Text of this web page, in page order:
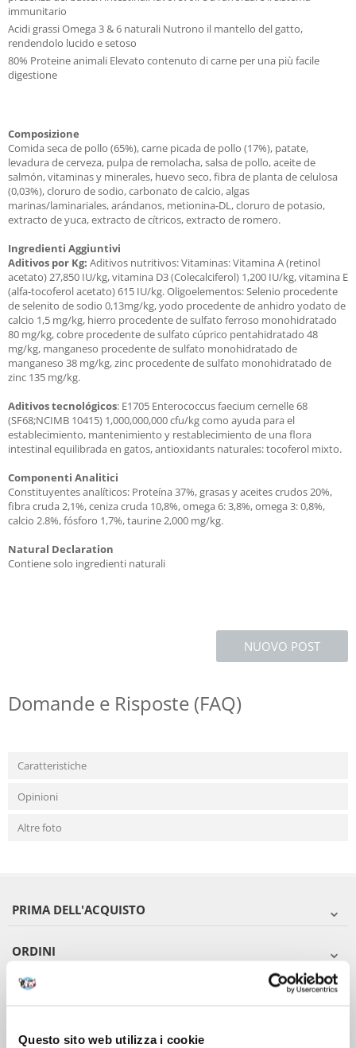
Questo sito web utilizza i cookie
immunitario
Acidi grassi Omega 3 & 6 naturali Nutrono il mantello del gatto,
rendendolo lucido e setoso
80% Proteine animali Elevato contenuto di carne per una più facile
digestione
Composizione
Comida seca de pollo (65%), carne picada de pollo (17%), patate,
levadura de cerveza, pulpa de remolacha, salsa de pollo, aceite de
salmón, vitaminas y minerales, huevo seco, fibra de planta de celulosa
(0,03%), cloruro de sodio, carbonato de calcio, algas
marinas/laminariales, arándanos, metionina-DL, cloruro de potasio,
extracto de yuca, extracto de cítricos, extracto de romero.
Ingredienti Aggiuntivi
Aditivos por Kg: Aditivos nutritivos: Vitaminas: Vitamina A (retinol
acetato) 27,850 IU/kg, vitamina D3 (Colecalciferol) 1,200 IU/kg, vitamina E
(alfa-tocoferol acetato) 615 IU/kg. Oligoelementos: Selenio procedente
de selenito de sodio 0,13mg/kg, yodo procedente de anhidro yodato de
calcio 1,5 mg/kg, hierro procedente de sulfato ferroso monohidratado
80 mg/kg, cobre procedente de sulfato cúprico pentahidratado 48
mg/kg, manganeso procedente de sulfato monohidratado de
manganeso 38 mg/kg, zinc procedente de sulfato monohidratado de
zinc 135 mg/kg.
Aditivos tecnológicos: E1705 Enterococcus faecium cernelle 68
(SF68;NCIMB 10415) 1,000,000,000 cfu/kg como ayuda para el
establecimiento, mantenimiento y restablecimiento de una flora
intestinal equilibrada en gatos, antioxidants naturales: tocoferol mixto.
Componenti Analitici
Constituyentes analíticos: Proteína 37%, grasas y aceites crudos 20%,
fibra cruda 2,1%, ceniza cruda 10,8%, omega 6: 3,8%, omega 3: 0,8%,
calcio 2.8%, fósforo 1,7%, taurine 2,000 mg/kg.
Natural Declaration
Contiene solo ingredienti naturali
NUOVO POST
Domande e Risposte (FAQ)
Caratteristiche
Opinioni
Altre foto
PRIMA DELL'ACQUISTO
ORDINI
DOPO L'ACQUISTO
VIENI A CONOSCERCI